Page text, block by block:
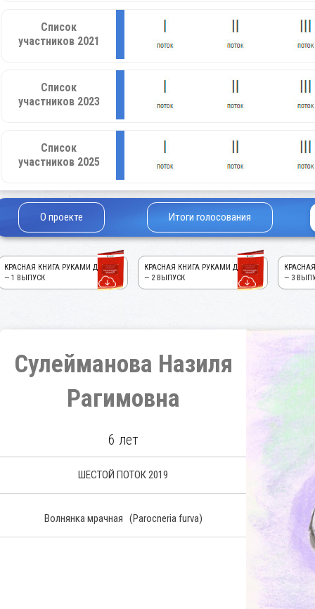
Список
участников 2021
Список
участников 2023
Список
участников 2025
О проекте Итоги голосования
КРАСНАЯ КНИГА РУКАМИ ДЕТЕЙ!
— 1 ВЫПУСК
КРАСНАЯ КНИГА РУКАМИ ДЕТЕЙ!
— 2 ВЫПУСК
— 3
Сулейманова Назиля
Рагимовна
6 лет
ШЕСТОЙ ПОТОК 2019
Волнянка мрачная (Parocneria furva)